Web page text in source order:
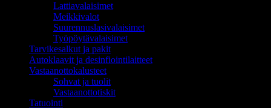
Lattiavalaisimet
Meikkivalot
Suurennuslasivalaisimet
Työpöytävalaisimet
Tarvikesalkut ja pakit
Autoklaavit ja desinfiointilaitteet
Vastaanottokalusteet
Sohvat ja tuolit
Vastaanottotiskit
Tatuointi